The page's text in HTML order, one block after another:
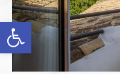
פתח